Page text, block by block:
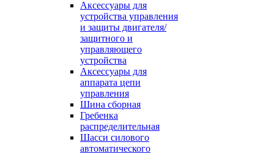
Аксессуары для
устройства управления
и защиты двигателя/
защитного и
управляющего
устройства
Аксессуары для
аппарата цепи
управления
Шина сборная
Гребенка
распределительная
Шасси силового
автоматического